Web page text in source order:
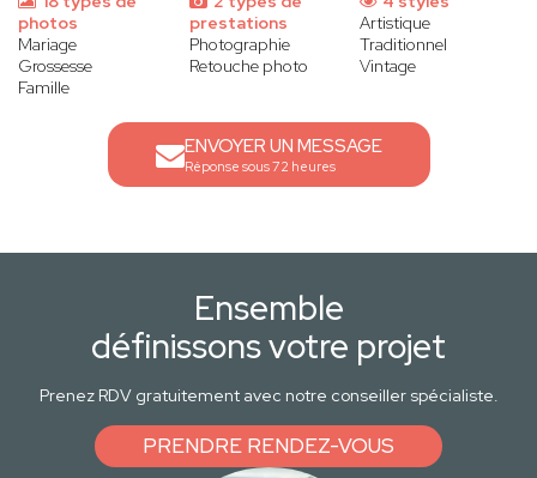
photos
Mariage
Grossesse
Famille
prestations
Photographie
Retouche photo
Artistique
Traditionnel
Vintage
ENVOYER UN MESSAGE
Réponse sous 72 heures
Ensemble
définissons votre projet
Prenez RDV gratuitement avec notre conseiller spécialiste.
PRENDRE RENDEZ-VOUS